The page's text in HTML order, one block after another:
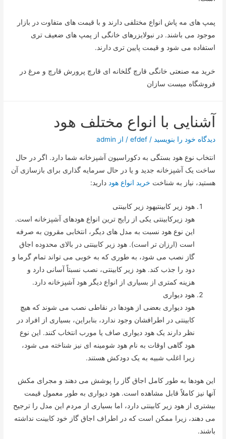
پمپ های مه پاش انواع مختلفی دارند و با قیمت های متفاوت در بازار
موجود می باشند. در نبولایزرهای خانگی از پمپ های ضعیف تری
استفاده می شود و قیمت پایین تری دارند.
خرید مه صنعتی خانگی قارچ گلخانه ای قارچ پرورش قارچ و مرغ در
فروشگاه میست سازان
آشنایی با انواع مختلف هود
دیدگاه‌ خود را بنویسید /
efdef / از admin
انتخاب نوع هود بستگی به دکوراسیون آشپزخانه شما دارد. اگر در حال
ساخت یک آشپزخانه جدید و یا در حال سرمایه گذاری برای بازسازی آن
هستید، نیاز به شناخت خرید انواع هود دارید:
هود زیر کابینتیهود زیر کابینتی
هود زیرکابینتی یکی از رایج ترین انواع هودهای آشپزخانه است.
این نوع هود نسبت به مدل های دیگر، انتخابی مقرون به صرفه
است (ارزان تر است). هود زیر کابینتی در بالای محدوده اجاق
گاز نصب می شود، به طوری که به خوبی می تواند تمام گرما و
دود را جذب کند. هود زیر کابینتی، نصب نسبتاً آسانی دارد و
هزینه کمتری از بسیاری از انواع دیگر هود آشپزخانه دارد.
هود دیواری
هود دیواری بعضی از هودها در نقاطی نصب می شوند که هیچ
کابینتی در اطرافشان وجود ندارد، بنابراین، بسیاری از افراد در
نظر دارند یک هود دیواری صاف یا مورب انتخاب کنند. این نوع
هود گاهی اوقات به نام هود شومینه ای نیز شناخته می شود،
زیرا اغلب شبیه به یک دودکش هستند.
این هودها به طور کامل اجاق گاز را پوشش می دهند و مجرای مکش
آنها نیز کاملاً قابل مشاهده است. هود دیواری به طور معمول قیمت
بیشتری از هود زیر کابینتی دارد، اما بسیاری از مردم این مدل را ترجیح
می دهند، زیرا ممکن است که در اطراف اجاق گاز خود کابینت نداشته
باشند.